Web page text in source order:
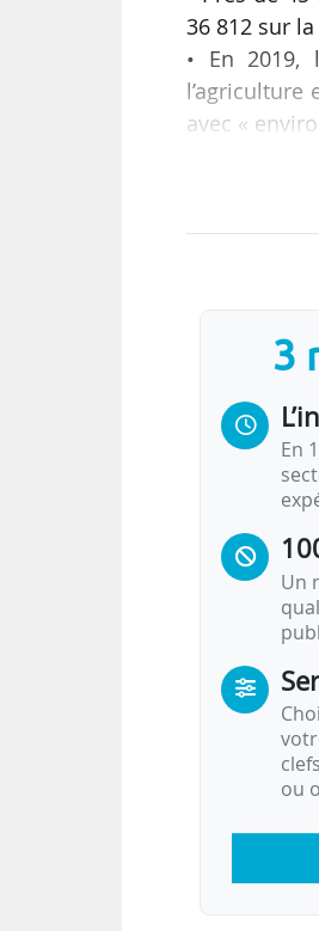
36 812 sur
• En 2019,
l’agriculture
avec «
Telles sont
effectifs3
En
Un
ou